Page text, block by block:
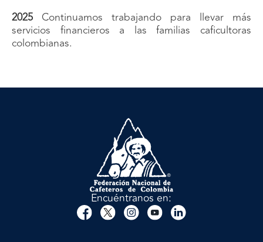
2025 Continuamos trabajando para llevar más
servicios financieros a las familias caficultoras
colombianas.
Encuéntranos en: